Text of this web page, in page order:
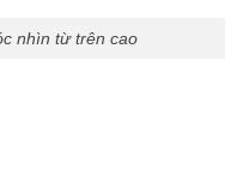
nhìn từ trên cao